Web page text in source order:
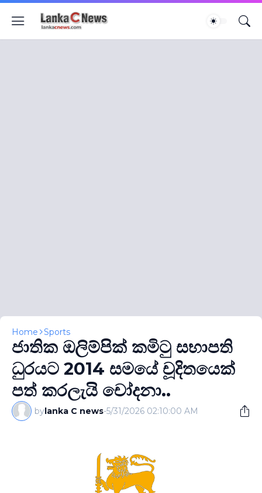
Home Sports
ජාතික ඔලිම්පික් කමිටු සභාපති
ධුරයට 2014 සමයේ චූදිතයෙක්
පත් කරලැයි චෝදනා..
bylanka C news-5/31/2026 02:10:00 AM